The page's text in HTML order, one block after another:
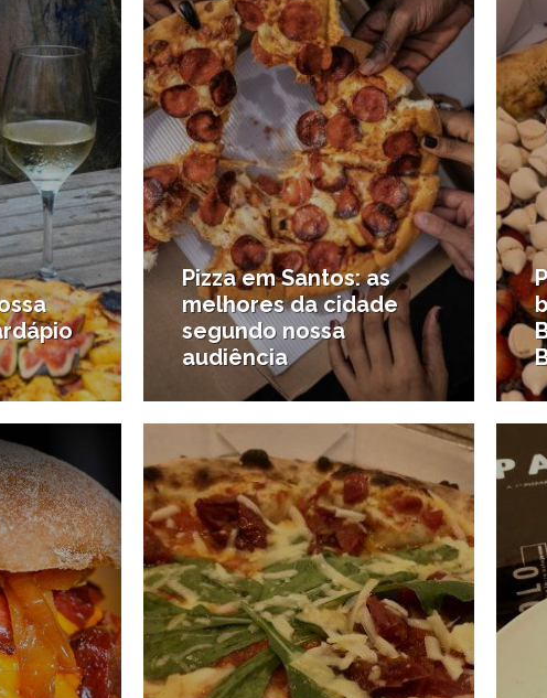
Pizza em Santos: as
melhores da cidade
segundo nossa
audiência
26/08/2020 11/08/2020